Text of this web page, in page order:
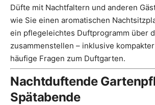
Düfte mit Nachtfaltern und anderen
wie Sie einen aromatischen
ein pflegeleichtes Duftprogramm über
zusammenstellen – inklusive
häufige Fragen zum Duftgarten.
Nachtduftende
Spätabende